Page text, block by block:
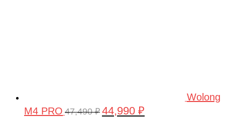
Wolong
M4 PRO 47,490₽ Первоначальная
44,990 ₽